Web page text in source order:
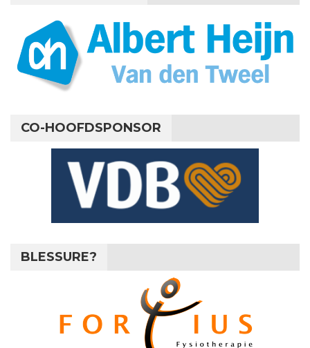
CO-HOOFDSPONSOR
BLESSURE?